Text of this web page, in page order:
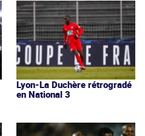
Lyon-La Duchère rétrogradé
en National 3